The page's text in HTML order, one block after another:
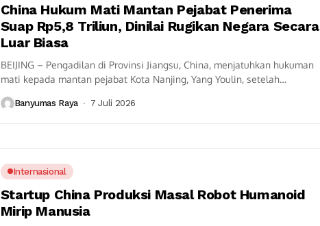
China Hukum Mati Mantan Pejabat Penerima
Suap Rp5,8 Triliun, Dinilai Rugikan Negara Secara
Luar Biasa
BEIJING – Pengadilan di Provinsi Jiangsu, China, menjatuhkan hukuman
mati kepada mantan pejabat Kota Nanjing, Yang Youlin, setelah
Banyumas Raya 7 Juli 2026
Internasional
Startup China Produksi Masal Robot Humanoid
Mirip Manusia